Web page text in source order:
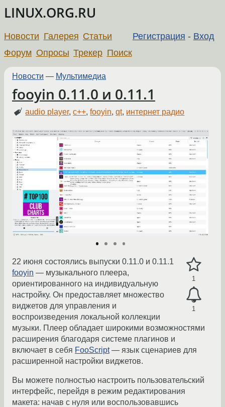
LINUX.ORG.RU
Регистрация - Вход
Новости Галерея Статьи
Форум Опросы Трекер Поиск
Новости — Мультимедиа
fooyin 0.11.0 и 0.11.1
audio player,c++,fooyin,qt, интернет радио
1
1
22 июня состоялись выпуски 0.11.0 и 0.11.1
fooyin — музыкального плеера,
ориентированного на индивидуальную
настройку. Он предоставляет множество
виджетов для управления и
воспроизведения локальной коллекции
музыки. Плеер обладает широкими возможностями
расширения благодаря системе плагинов и
включает в себя FooScript— язык сценариев для
расширенной настройки виджетов.
Вы можете полностью настроить пользовательский
интерфейс, перейдя в режим редактирования
макета: начав с нуля или воспользовавшись